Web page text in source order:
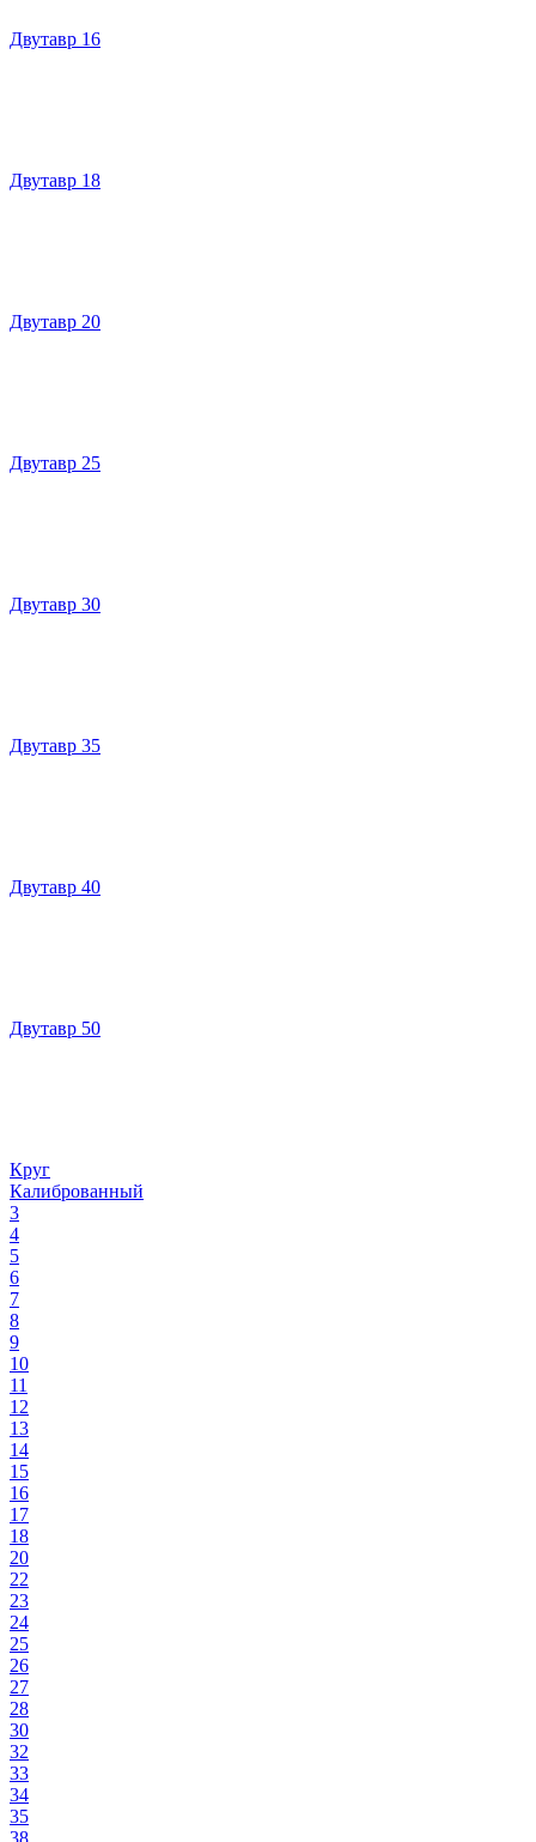
Двутавр 16
Двутавр 18
Двутавр 20
Двутавр 25
Двутавр 30
Двутавр 35
Двутавр 40
Двутавр 50
Круг
Калиброванный
3
4
5
6
7
8
9
10
11
12
13
14
15
16
17
18
20
22
23
24
25
26
27
28
30
32
33
34
35
38